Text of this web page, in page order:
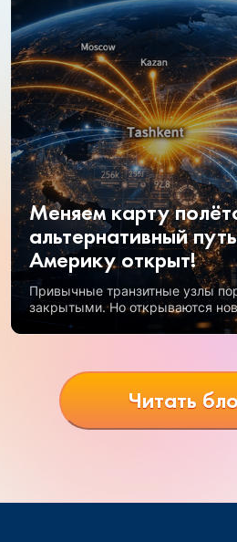
Меняем карту
альтернативный
Америку открыт!
Привычные транзитные узлы
закрытыми. Но открываются
возможности, и одна из самых
полеты через Узбекистан.
Читать